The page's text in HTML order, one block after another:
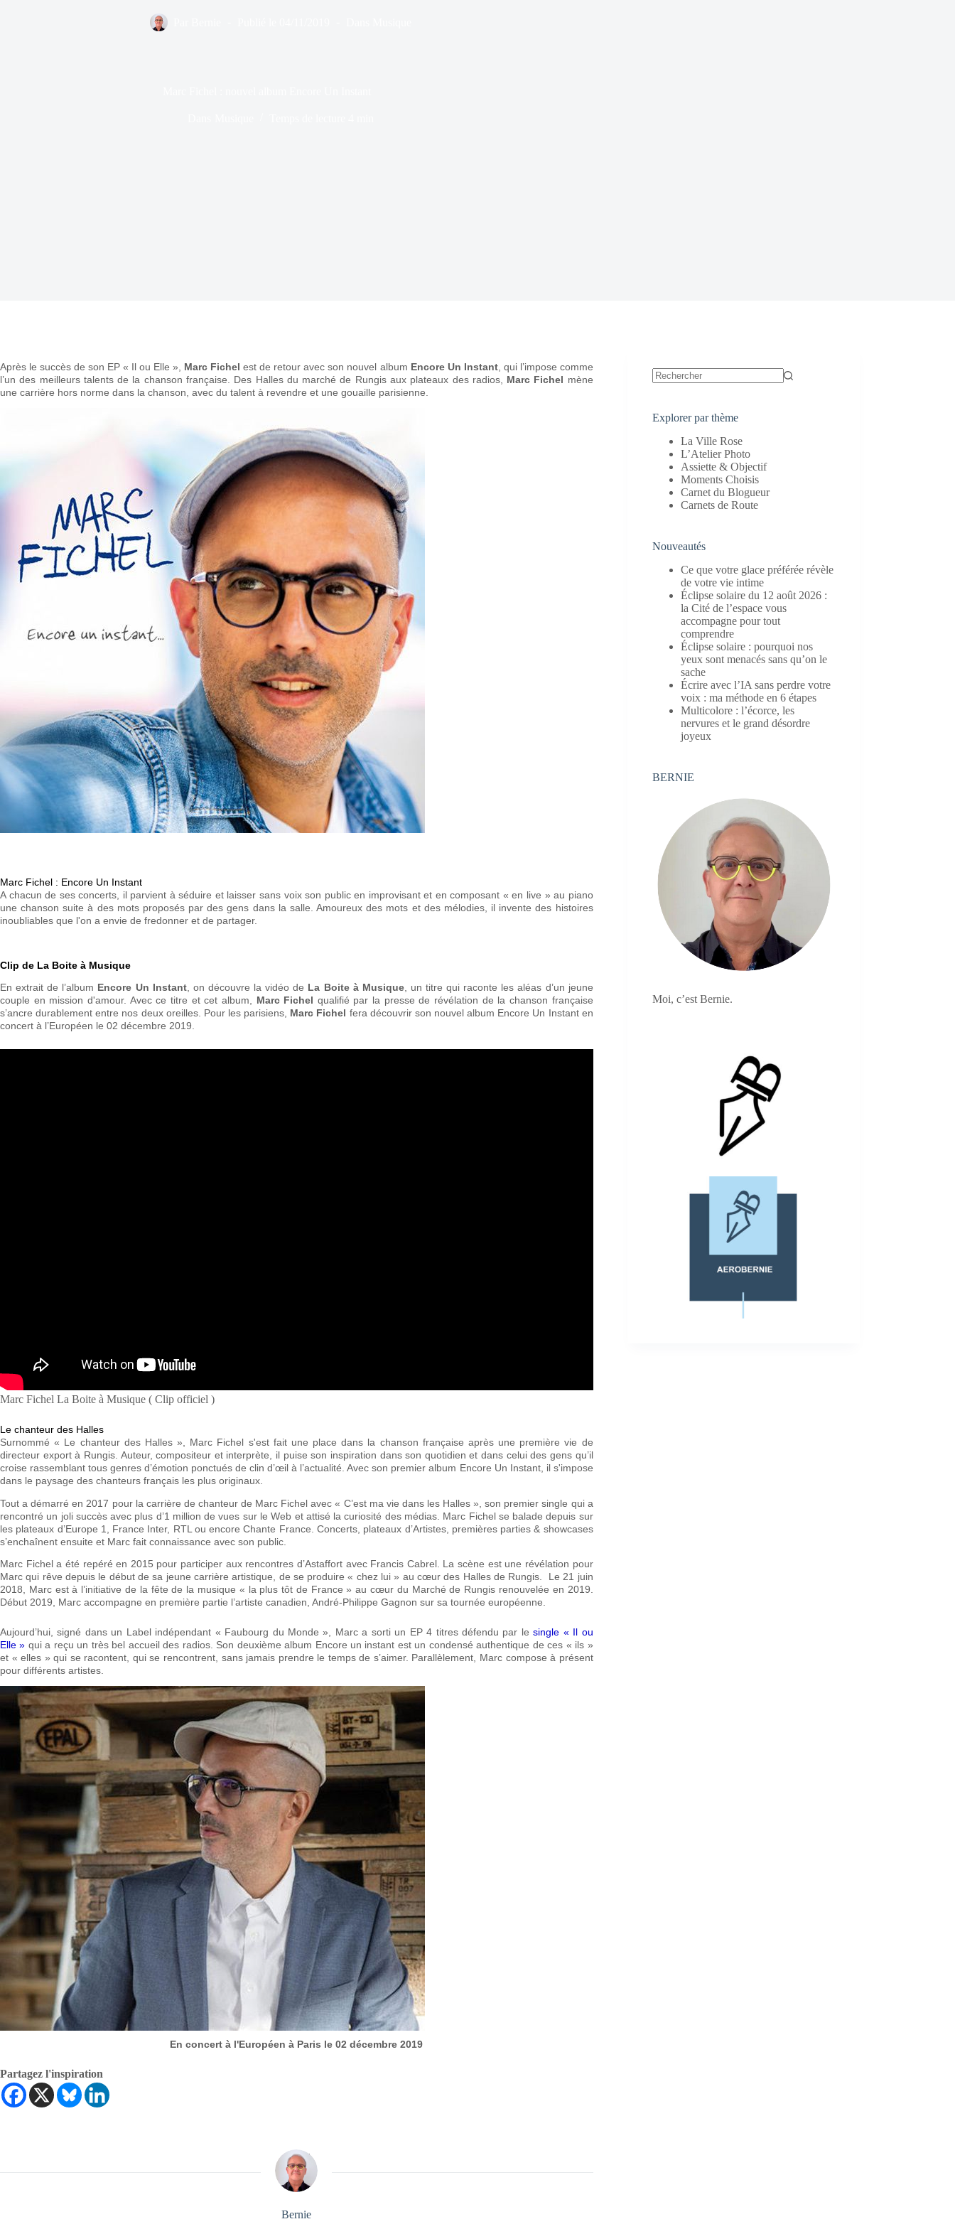
Après le succès de son EP « Il ou Elle », Marc Fichel est de retour avec son nouvel album Encore Un Instant, qui l’impose comme
l’un des meilleurs talents de la chanson française. Des Halles du marché de Rungis aux plateaux des radios, Marc Fichel mène
une carrière hors norme dans la chanson, avec du talent à revendre et une gouaille parisienne.
Marc Fichel : Encore Un Instant
A chacun de ses concerts, il parvient à séduire et laisser sans voix son public en improvisant et en composant « en live » au piano
une chanson suite à des mots proposés par des gens dans la salle. Amoureux des mots et des mélodies, il invente des histoires
inoubliables que l'on a envie de fredonner et de partager.
Clip de La Boite à Musique
En extrait de l’album Encore Un Instant, on découvre la vidéo de La Boite à Musique, un titre qui raconte les aléas d’un jeune
couple en mission d'amour. Avec ce titre et cet album, Marc Fichel qualifié par la presse de révélation de la chanson française
s’ancre durablement entre nos deux oreilles. Pour les parisiens, Marc Fichel fera découvrir son nouvel album Encore Un Instant en
concert à l’Européen le 02 décembre 2019.
Marc Fichel La Boite à Musique ( Clip officiel )
Le chanteur des Halles
Surnommé « Le chanteur des Halles », Marc Fichel s'est fait une place dans la chanson française après une première vie de
directeur export à Rungis. Auteur, compositeur et interprète, il puise son inspiration dans son quotidien et dans celui des gens qu’il
croise rassemblant tous genres d’émotion ponctués de clin d’œil à l’actualité. Avec son premier album Encore Un Instant, il s'impose
dans le paysage des chanteurs français les plus originaux.
Tout a démarré en 2017 pour la carrière de chanteur de Marc Fichel avec « C’est ma vie dans les Halles », son premier single qui a
rencontré un joli succès avec plus d’1 million de vues sur le Web et attisé la curiosité des médias. Marc Fichel se balade depuis sur
les plateaux d’Europe 1, France Inter, RTL ou encore Chante France. Concerts, plateaux d’Artistes, premières parties & showcases
s’enchaînent ensuite et Marc fait connaissance avec son public.
Marc Fichel a été repéré en 2015 pour participer aux rencontres d’Astaffort avec Francis Cabrel. La scène est une révélation pour
Marc qui rêve depuis le début de sa jeune carrière artistique, de se produire « chez lui » au cœur des Halles de Rungis. Le 21 juin
2018, Marc est à l’initiative de la fête de la musique « la plus tôt de France » au cœur du Marché de Rungis renouvelée en 2019.
Début 2019, Marc accompagne en première partie l’artiste canadien, André-Philippe Gagnon sur sa tournée européenne.
Aujourd’hui, signé dans un Label indépendant « Faubourg du Monde », Marc a sorti un EP 4 titres défendu par lesingle « Il ou
Elle » qui a reçu un très bel accueil des radios. Son deuxième album Encore un instant est un condensé authentique de ces « ils »
et « elles » qui se racontent, qui se rencontrent, sans jamais prendre le temps de s’aimer. Parallèlement, Marc compose à présent
pour différents artistes.
En concert à l'Européen à Paris le 02 décembre 2019
Partagez l'inspiration
Bernie
Explorer par thème
La Ville Rose
L’Atelier Photo
Assiette & Objectif
Moments Choisis
Carnet du Blogueur
Carnets de Route
Nouveautés
Ce que votre glace préférée révèle
de votre vie intime
Éclipse solaire du 12 août 2026 :
la Cité de l’espace vous
accompagne pour tout
comprendre
Éclipse solaire : pourquoi nos
yeux sont menacés sans qu’on le
sache
Écrire avec l’IA sans perdre votre
voix : ma méthode en 6 étapes
Multicolore : l’écorce, les
nervures et le grand désordre
joyeux
BERNIE
Moi, c’est Bernie.